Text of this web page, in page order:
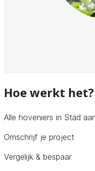
Hoe werkt het?
Alle hoveniers in Stad
Omschrijf je project
Vergelijk & bespaar